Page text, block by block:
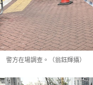
警方在場調查。（翁鈺輝攝）